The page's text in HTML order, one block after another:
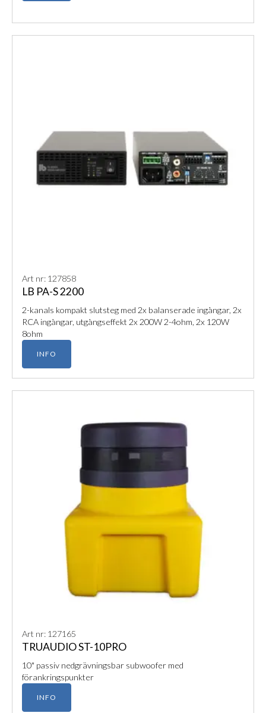
Art nr: 127858
LB PA-S 2200
2-kanals kompakt slutsteg med 2x balanserade ingångar, 2x
RCA ingångar, utgångseffekt 2x 200W 2-4ohm, 2x 120W
8ohm
INFO
Art nr: 127165
TRUAUDIO ST-10PRO
10" passiv nedgrävningsbar subwoofer med
förankringspunkter
INFO